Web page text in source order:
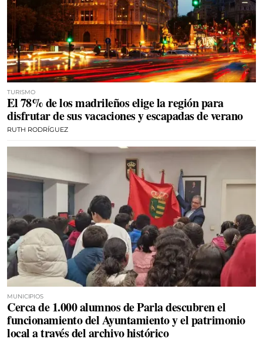
TURISMO
El 78% de los madrileños elige la región para
disfrutar de sus vacaciones y escapadas de verano
RUTH RODRÍGUEZ
MUNICIPIOS
Cerca de 1.000 alumnos de Parla descubren el
funcionamiento del Ayuntamiento y el patrimonio
local a través del archivo histórico